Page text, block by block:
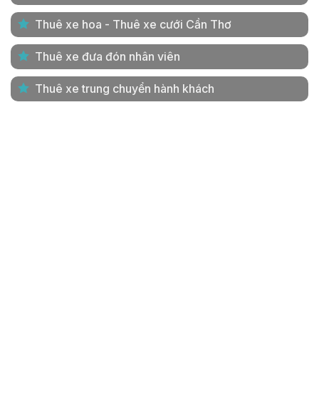
Thuê xe hoa - Thuê xe cưới Cần Thơ
Thuê xe đưa đón nhân viên
Thuê xe trung chuyển hành khách